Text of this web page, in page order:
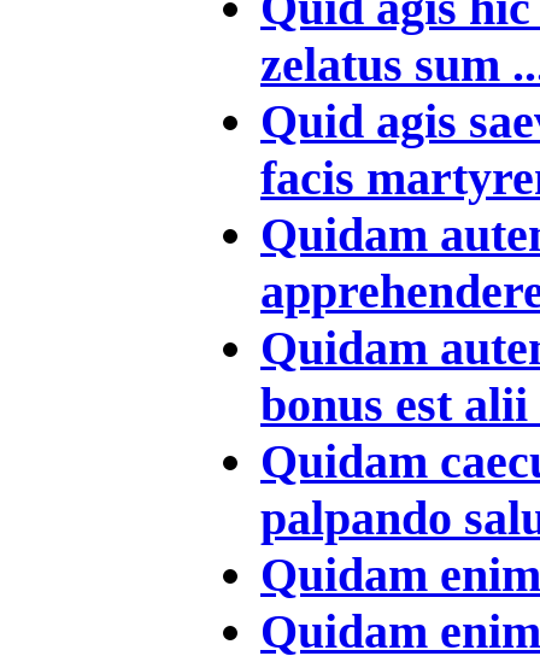
zelatus sum
Quid agis
facis
Quidam
Quidam
bonus est
Quidam
palpando
Quidam
Quidam